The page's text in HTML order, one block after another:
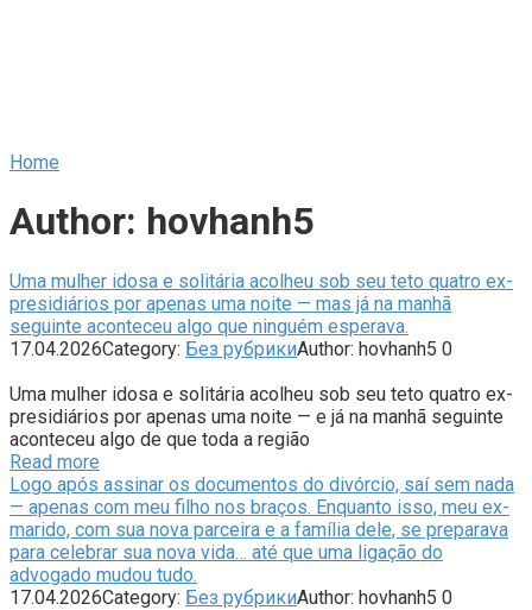
Home
Author: hovhanh5
Uma mulher idosa e solitária acolheu sob seu teto quatro ex-
presidiários por apenas uma noite — mas já na manhã
seguinte aconteceu algo que ninguém esperava.
17.04.2026Category: Без рубрикиAuthor: hovhanh5 0
Uma mulher idosa e solitária acolheu sob seu teto quatro ex-
presidiários por apenas uma noite — e já na manhã seguinte
aconteceu algo de que toda a região
Read more
Logo após assinar os documentos do divórcio, saí sem nada
— apenas com meu filho nos braços. Enquanto isso, meu ex-
marido, com sua nova parceira e a família dele, se preparava
para celebrar sua nova vida… até que uma ligação do
advogado mudou tudo.
17.04.2026Category: Без рубрикиAuthor: hovhanh5 0